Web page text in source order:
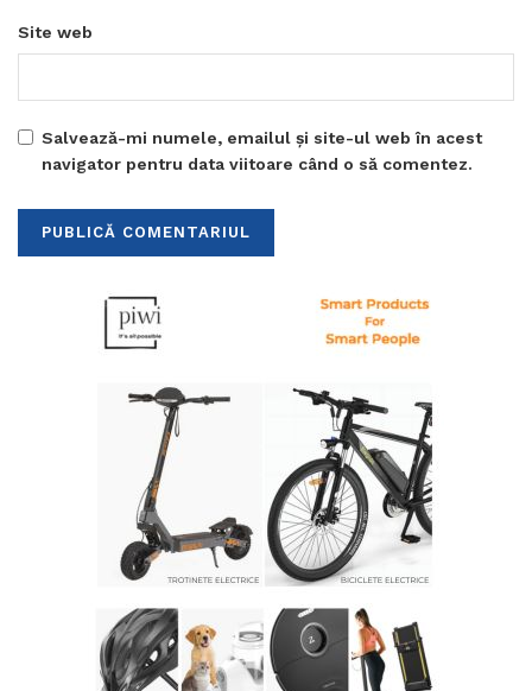
Site web
Salvează-mi numele, emailul și site-ul web în acest
navigator pentru data viitoare când o să comentez.